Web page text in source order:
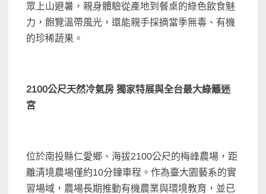
眾上山避暑，親身體驗從產地到餐桌的綠色飲食魅
力，飽覽溫帶風光，還能親手採摘當季無毒、有機
的珍稀蔬果。
2100公尺天然冷氣房 獨家特展與全台最大綠籬迷
宮
位於南投縣仁愛鄉、海拔2100公尺的梅峰農場，距
離清境農場僅約10分鐘車程。作為臺大園藝系的實
習場域，農場長期推動有機農業與環境教育，並已